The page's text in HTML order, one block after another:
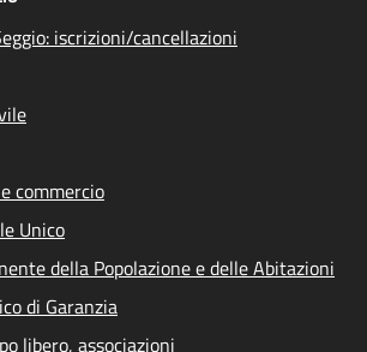
iscrizioni/cancellazioni
commercio
Unico
della Popolazione e delle Abitazioni
di Garanzia
libero, associazioni